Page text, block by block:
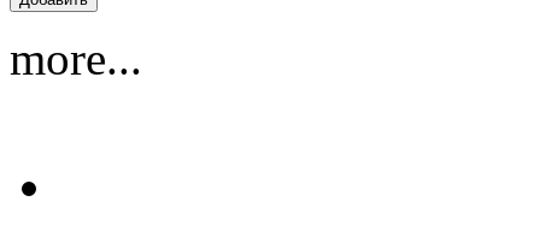
more...